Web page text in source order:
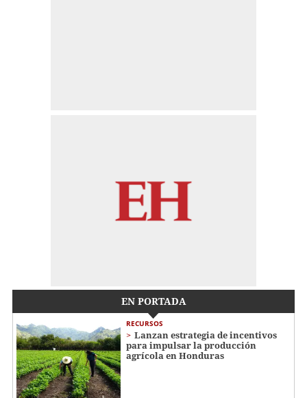
EN PORTADA
RECURSOS
Lanzan estrategia de incentivos
para impulsar la producción
agrícola en Honduras